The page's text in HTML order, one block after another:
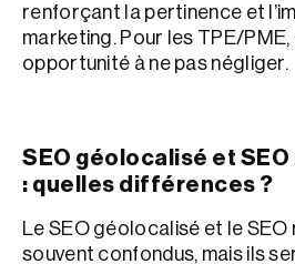
renforçant la pertinence et
marketing. Pour les TPE/PME,
opportunité à ne pas négliger.
SEO géolocalisé et SEO
: quelles différences ?
Le SEO géolocalisé et le
souvent confondus, mais ils